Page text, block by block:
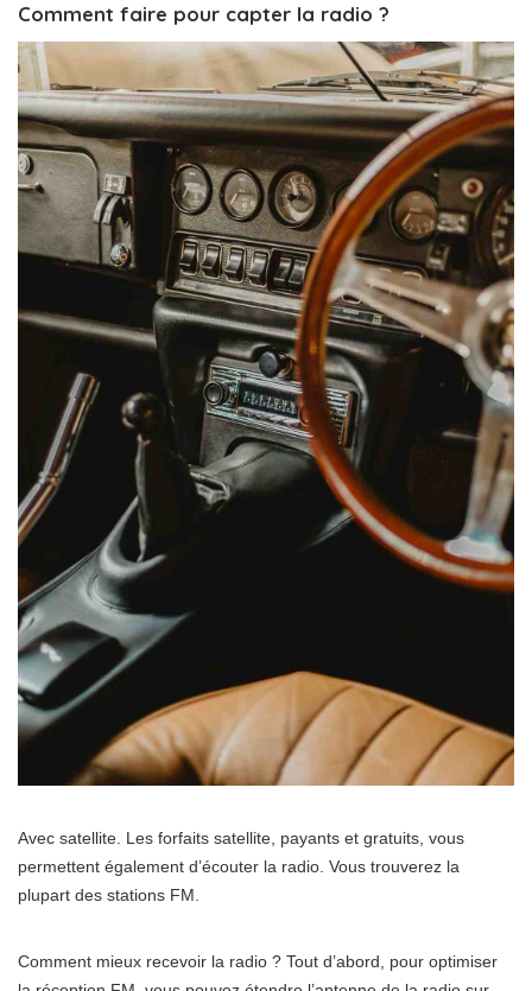
Comment faire pour capter la radio ?
Avec satellite. Les forfaits satellite, payants et gratuits, vous
permettent également d’écouter la radio. Vous trouverez la
plupart des stations FM.
Comment mieux recevoir la radio ? Tout d’abord, pour optimiser